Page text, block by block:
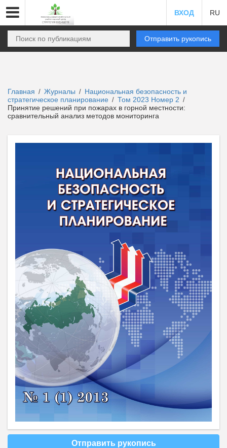
ВХОД RU
Отправить рукопись
Главная / Журналы / Национальная безопасность и
стратегическое планирование / Том 2023 Номер 2 /
Принятие решений при пожарах в горной местности:
сравнительный анализ методов мониторинга
Отправить рукопись